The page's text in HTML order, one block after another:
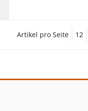
Artikel pro Seite 12